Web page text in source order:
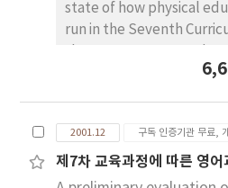
state of how physical
run in the Seventh
data for normalizing and
2001.12 구독 인증기관 무료,
제7차 교육과정에 따른 영